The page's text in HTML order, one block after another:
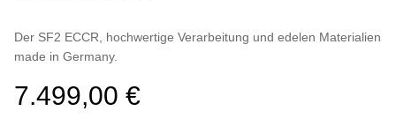
Der SF2 ECCR, hochwertige Verarbeitung und edelen Materialien
made in Germany.
7.499,00 €